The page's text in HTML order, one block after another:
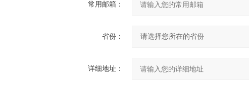
常用邮箱：
省份：
详细地址：